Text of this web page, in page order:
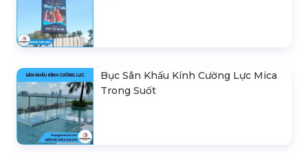
Bục Sân Khấu Kính Cường Lực Mica
Trong Suốt